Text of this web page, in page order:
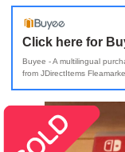
Click here for
Buyee - A multilingual
from JDirectItems